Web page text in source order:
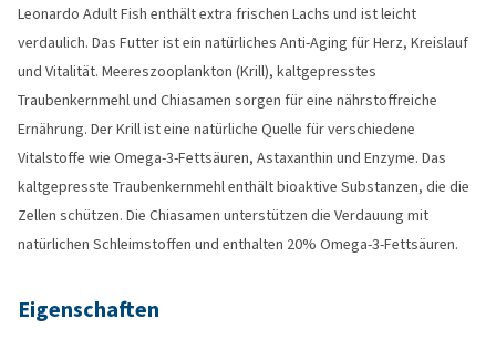
Leonardo Adult Fish enthält extra frischen Lachs und ist leicht
verdaulich. Das Futter ist ein natürliches Anti-Aging für Herz, Kreislauf
und Vitalität. Meereszooplankton (Krill), kaltgepresstes
Traubenkernmehl und Chiasamen sorgen für eine nährstoffreiche
Ernährung. Der Krill ist eine natürliche Quelle für verschiedene
Vitalstoffe wie Omega-3-Fettsäuren, Astaxanthin und Enzyme. Das
kaltgepresste Traubenkernmehl enthält bioaktive Substanzen, die die
Zellen schützen. Die Chiasamen unterstützen die Verdauung mit
natürlichen Schleimstoffen und enthalten 20% Omega-3-Fettsäuren.
Eigenschaften